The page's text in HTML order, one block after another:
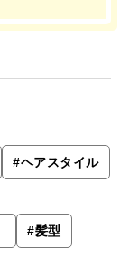
#ヘアスタイル
#髪型